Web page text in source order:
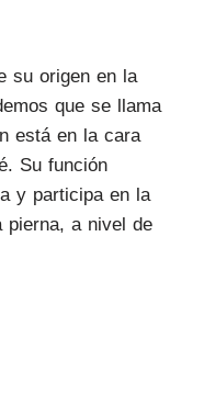
su origen en la
que se llama
está en la cara
Su función
y participa en la
pierna, a nivel de